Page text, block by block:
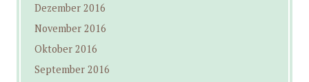
Dezember 2016
November 2016
Oktober 2016
September 2016